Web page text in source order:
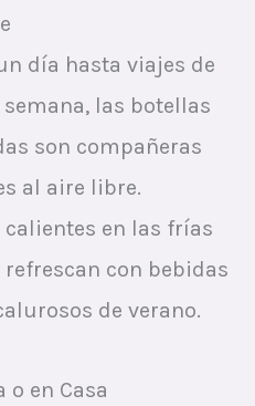
día hasta viajes de
las botellas
son compañeras
al aire libre.
en las frías
con bebidas
de verano.
o en Casa